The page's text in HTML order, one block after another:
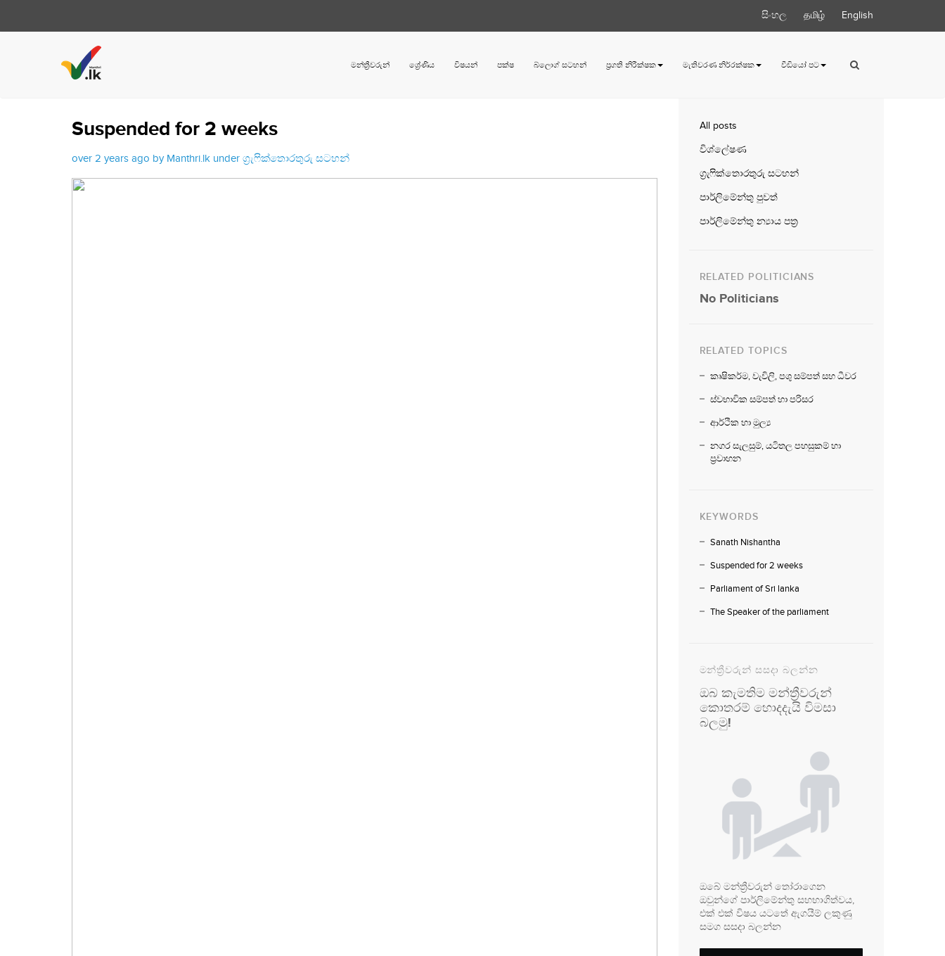
සිංහල தமிழ் English
මන්ත්‍රීවරුන් ශ්‍රේණිය විෂයන් පක්ෂ බ්ලොග් සටහන් ප්‍රගති නිරීක්ෂක මැතිවරණ නිර්‍රක්ෂක වීඩියෝ පට
Suspended for 2 weeks
over 2 years ago by Manthri.lk under ග්‍රැෆික්තොරතුරු සටහන්
All posts
විශ්ලේෂණ
ග්‍රැෆික්තොරතුරු සටහන්
පාර්ලිමේන්තු පුවත්
පාර්ලිමේන්තු න්‍යාය පත්‍ර
RELATED POLITICIANS
No Politicians
RELATED TOPICS
කෘෂිකර්ම, වැවිලි, පශු සම්පත් සහ ධීවර
ස්වභාවික සම්පත් හා පරිසර
ආර්ථික හා මුල්‍ය
නගර සැලසුම්, යටිතල පහසුකම් හා
ප්‍රවාහන
KEYWORDS
Sanath Nishantha
Suspended for 2 weeks
Parliament of Sri lanka
The Speaker of the parliament
මන්ත්‍රීවරුන් සසදා බලන්න
ඔබ කැමතිම මන්ත්‍රීවරුන්
කොතරම් හොදදැයි විමසා
බලමු!
ඔබේ මන්ත්‍රීවරුන් තෝරාගෙන
ඔවුන්ගේ පාර්ලිමේන්තු සහභාගිත්වය,
එක් එක් විෂය යටතේ ඇගයීම් ලකුණු
සමග සසදා බලන්න